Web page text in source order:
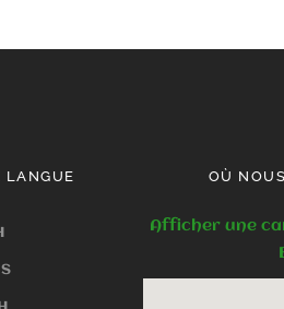
LANGUE OÙ
Afficher une